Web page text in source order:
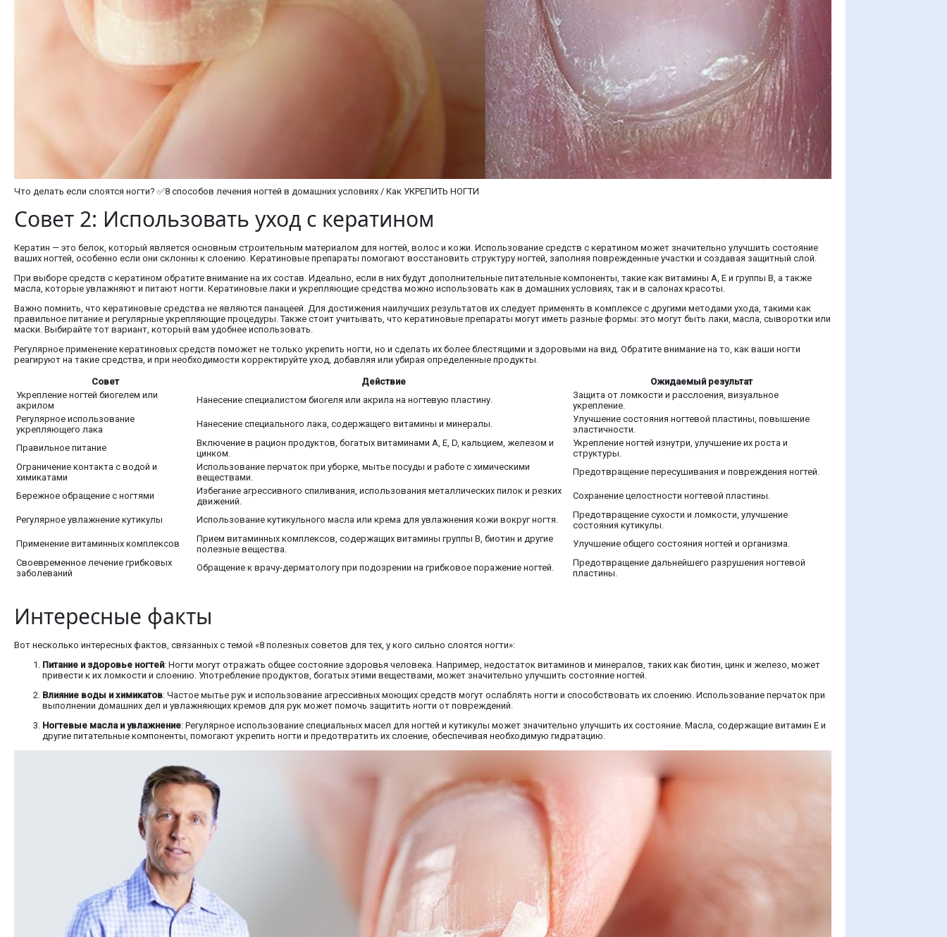
Что делать если слоятся ногти? ✅8 способов лечения ногтей в домашних условиях / Как УКРЕПИТЬ НОГТИ
Совет 2: Использовать уход с кератином
Кератин — это белок, который является основным строительным материалом для ногтей, волос и кожи. Использование средств с кератином может значительно улучшить состояние
ваших ногтей, особенно если они склонны к слоению. Кератиновые препараты помогают восстановить структуру ногтей, заполняя поврежденные участки и создавая защитный слой.
При выборе средств с кератином обратите внимание на их состав. Идеально, если в них будут дополнительные питательные компоненты, такие как витамины A, E и группы B, а также
масла, которые увлажняют и питают ногти. Кератиновые лаки и укрепляющие средства можно использовать как в домашних условиях, так и в салонах красоты.
Важно помнить, что кератиновые средства не являются панацеей. Для достижения наилучших результатов их следует применять в комплексе с другими методами ухода, такими как
правильное питание и регулярные укрепляющие процедуры. Также стоит учитывать, что кератиновые препараты могут иметь разные формы: это могут быть лаки, масла, сыворотки или
маски. Выбирайте тот вариант, который вам удобнее использовать.
Регулярное применение кератиновых средств поможет не только укрепить ногти, но и сделать их более блестящими и здоровыми на вид. Обратите внимание на то, как ваши ногти
реагируют на такие средства, и при необходимости корректируйте уход, добавляя или убирая определенные продукты.
Совет Действие
Ожидаемый результат
Укрепление ногтей биогелем или
акрилом
Нанесение специалистом биогеля или акрила на ногтевую пластину.
Защита от ломкости и расслоения, визуальное
укрепление.
Регулярное использование
укрепляющего лака
Нанесение специального лака, содержащего витамины и минералы.
Улучшение состояния ногтевой пластины, повышение
эластичности.
Правильное питание
Включение в рацион продуктов, богатых витаминами А, Е, D, кальцием, железом и
цинком.
Укрепление ногтей изнутри, улучшение их роста и
структуры.
Ограничение контакта с водой и
химикатами
Использование перчаток при уборке, мытье посуды и работе с химическими
веществами.
Предотвращение пересушивания и повреждения ногтей.
Бережное обращение с ногтями
Избегание агрессивного спиливания, использования металлических пилок и резких
движений.
Сохранение целостности ногтевой пластины.
Регулярное увлажнение кутикулы Использование кутикульного масла или крема для увлажнения кожи вокруг ногтя.
Предотвращение сухости и ломкости, улучшение
состояния кутикулы.
Применение витаминных комплексов
Прием витаминных комплексов, содержащих витамины группы В, биотин и другие
полезные вещества.
Улучшение общего состояния ногтей и организма.
Своевременное лечение грибковых
заболеваний
Обращение к врачу-дерматологу при подозрении на грибковое поражение ногтей.
Предотвращение дальнейшего разрушения ногтевой
пластины.
Интересные факты
Вот несколько интересных фактов, связанных с темой «8 полезных советов для тех, у кого сильно слоятся ногти»:
Питание и здоровье ногтей: Ногти могут отражать общее состояние здоровья человека. Например, недостаток витаминов и минералов, таких как биотин, цинк и железо, может
привести к их ломкости и слоению. Употребление продуктов, богатых этими веществами, может значительно улучшить состояние ногтей.
Влияние воды и химикатов: Частое мытье рук и использование агрессивных моющих средств могут ослаблять ногти и способствовать их слоению. Использование перчаток при
выполнении домашних дел и увлажняющих кремов для рук может помочь защитить ногти от повреждений.
Ногтевые масла и увлажнение: Регулярное использование специальных масел для ногтей и кутикулы может значительно улучшить их состояние. Масла, содержащие витамин E и
другие питательные компоненты, помогают укрепить ногти и предотвратить их слоение, обеспечивая необходимую гидратацию.